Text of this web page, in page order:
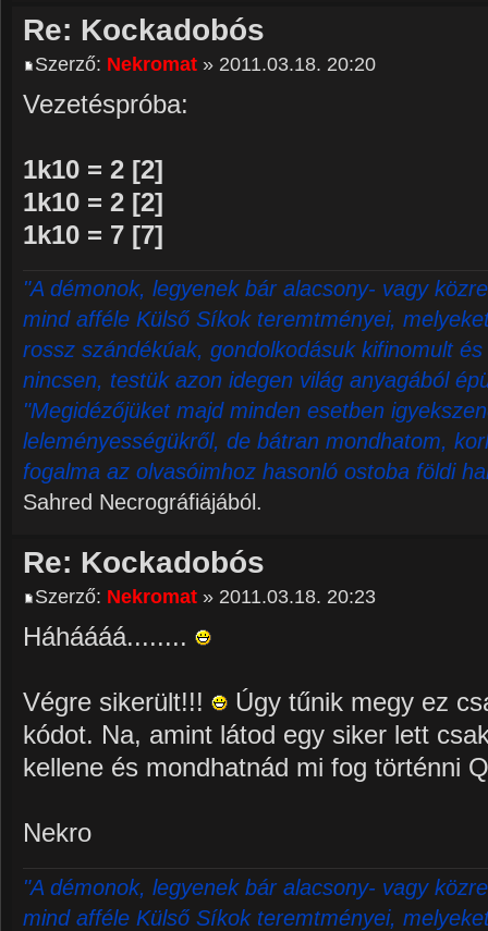
Re: Kockadobós
Szerző: Nekromat » 2011.03.18. 20:20
Vezetéspróba:
1k10 = 2 [2]
1k10 = 2 [2]
1k10 = 7 [7]
"A démonok, legyenek bár alacsony- vagy
mind afféle Külső Síkok teremtményei,
rossz szándékúak, gondolkodásuk kifinomult
nincsen, testük azon idegen világ anyagából
"Megidézőjüket majd minden esetben
leleményességükről, de bátran mondhatom,
fogalma az olvasóimhoz hasonló ostoba földi
Sahred Necrográfiájából.
Re: Kockadobós
Szerző: Nekromat » 2011.03.18. 20:23
Háháááá........
Végre sikerült!!!
Úgy tűnik megy ez
kódot. Na, amint látod egy siker lett
kellene és mondhatnád mi fog történni
Nekro
"A démonok, legyenek bár alacsony- vagy
mind afféle Külső Síkok teremtményei,